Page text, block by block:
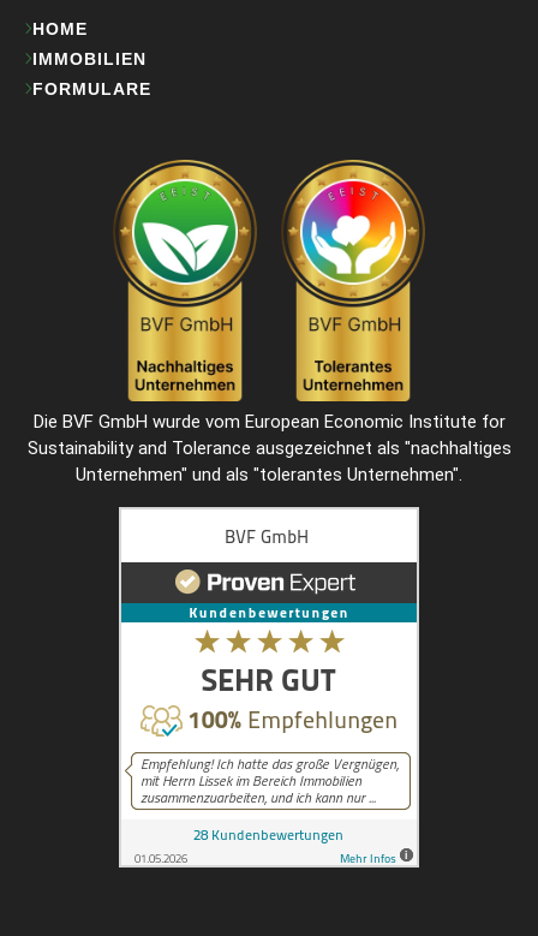
HOME
IMMOBILIEN
FORMULARE
Die BVF GmbH wurde vom European Economic Institute for
Sustainability and Tolerance ausgezeichnet als "nachhaltiges
Unternehmen" und als "tolerantes Unternehmen".